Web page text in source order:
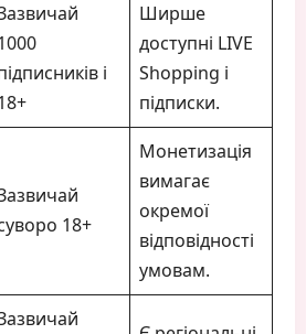
і
Ширше
доступні LIVE
Shopping і
підписки.
18+
Монетизація
вимагає
окремої
відповідності
умовам.